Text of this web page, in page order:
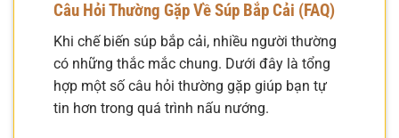
Câu Hỏi Thường Gặp Về Súp Bắp Cải (FAQ)
Khi chế biến súp bắp cải, nhiều người thường
có những thắc mắc chung. Dưới đây là tổng
hợp một số câu hỏi thường gặp giúp bạn tự
tin hơn trong quá trình nấu nướng.